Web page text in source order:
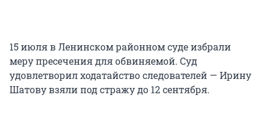
15 июля в Ленинском районном суде избрали
меру пресечения для обвиняемой. Суд
удовлетворил ходатайство следователей — Ирину
Шатову взяли под стражу до 12 сентября.